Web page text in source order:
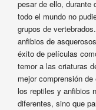
pesar de ello,
todo el mundo no
grupos de
anfibios de
éxito de películas
temor a las criaturas
mejor comprensión
los reptiles y anfibios
diferentes, sino que